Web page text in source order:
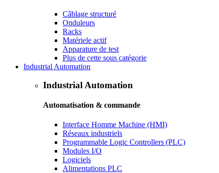
Câblage structuré
Onduleurs
Racks
Matériele actif
Apparature de test
Plus de cette sous catégorie
Industrial Automation
Industrial Automation
Automatisation & commande
Interface Homme Machine (HMI)
Réseaux industriels
Programmable Logic Controllers (PLC)
Modules I/O
Logiciels
Alimentations PLC